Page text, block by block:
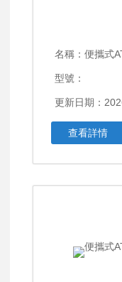
名稱： 便攜式ATP
型號：
更新日期：
查看詳情